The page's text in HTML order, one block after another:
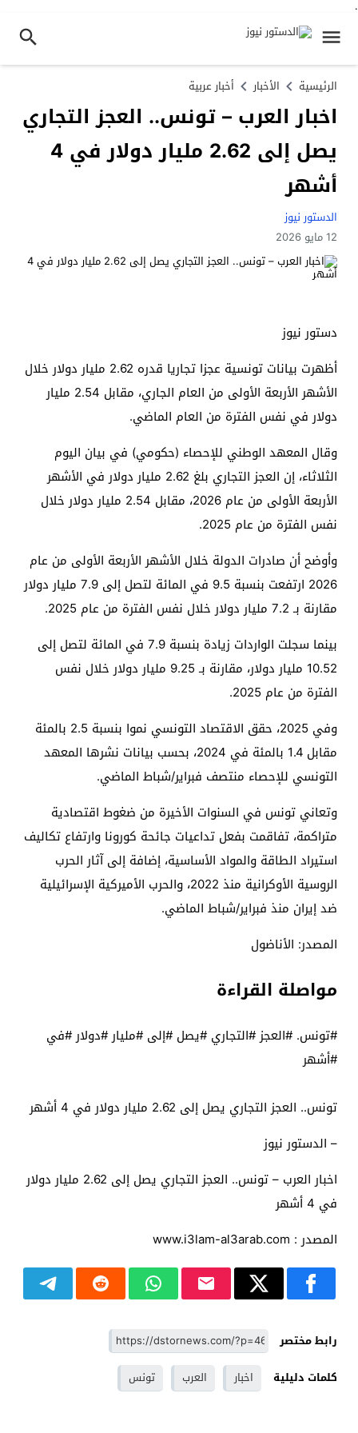
.
الرئيسية الأخبار أخبار عربية
اخبار العرب – تونس.. العجز التجاري
يصل إلى 2.62 مليار دولار في 4
أشهر
الدستور نيوز
12 مايو 2026
دستور نيوز
أظهرت بيانات تونسية عجزا تجاريا قدره 2.62 مليار دولار خلال
الأشهر الأربعة الأولى من العام الجاري، مقابل 2.54 مليار
دولار في نفس الفترة من العام الماضي.
وقال المعهد الوطني للإحصاء (حكومي) في بيان اليوم
الثلاثاء، إن العجز التجاري بلغ 2.62 مليار دولار في الأشهر
الأربعة الأولى من عام 2026، مقابل 2.54 مليار دولار خلال
نفس الفترة من عام 2025.
وأوضح أن صادرات الدولة خلال الأشهر الأربعة الأولى من عام
2026 ارتفعت بنسبة 9.5 في المائة لتصل إلى 7.9 مليار دولار
مقارنة بـ 7.2 مليار دولار خلال نفس الفترة من عام 2025.
بينما سجلت الواردات زيادة بنسبة 7.9 في المائة لتصل إلى
10.52 مليار دولار، مقارنة بـ 9.25 مليار دولار خلال نفس
الفترة من عام 2025.
وفي 2025، حقق الاقتصاد التونسي نموا بنسبة 2.5 بالمئة
مقابل 1.4 بالمئة في 2024، بحسب بيانات نشرها المعهد
التونسي للإحصاء منتصف فبراير/شباط الماضي.
وتعاني تونس في السنوات الأخيرة من ضغوط اقتصادية
متراكمة، تفاقمت بفعل تداعيات جائحة كورونا وارتفاع تكاليف
استيراد الطاقة والمواد الأساسية، إضافة إلى آثار الحرب
الروسية الأوكرانية منذ 2022، والحرب الأميركية الإسرائيلية
ضد إيران منذ فبراير/شباط الماضي.
المصدر: الأناضول
مواصلة القراءة
#تونس. #العجز #التجاري #يصل #إلى #مليار #دولار #في
#أشهر
تونس.. العجز التجاري يصل إلى 2.62 مليار دولار في 4 أشهر
– الدستور نيوز
اخبار العرب – تونس.. العجز التجاري يصل إلى 2.62 مليار دولار
في 4 أشهر
المصدر : www.i3lam-al3arab.com
رابط مختصر
كلمات دليلية
اخبار العرب تونس